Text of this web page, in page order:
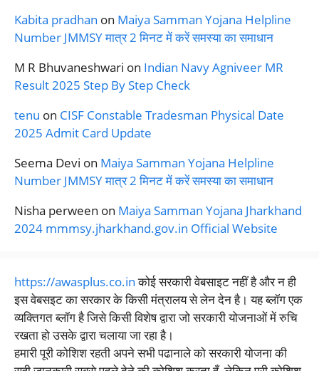
Kabita pradhan on Maiya Samman Yojana Helpline
Number JMMSY मात्र 2 मिनट में करें समस्या का समाधान
M R Bhuvaneshwari on Indian Navy Agniveer MR
Result 2025 Step By Step Check
tenu on CISF Constable Tradesman Physical Date
2025 Admit Card Update
Seema Devi on Maiya Samman Yojana Helpline
Number JMMSY मात्र 2 मिनट में करें समस्या का समाधान
Nisha perween on Maiya Samman Yojana Jharkhand
2024 mmmsy.jharkhand.gov.in Official Website
https://awasplus.co.inकोई सरकारी वेबसाइट नहीं है और न ही
इस वेबसइट का सरकार के किसी मंत्रालय से लेन देन है। यह ब्लॉग एक
व्यक्तिगत ब्लॉग है जिसे किसी विशेष द्वारा जो सरकारी योजनाओं में रुचि
रखता हो उसके द्वारा चलाया जा रहा है।
हमारी पूरी कोशिश रहती अपने सभी पढानाले को सरकारी योजना की